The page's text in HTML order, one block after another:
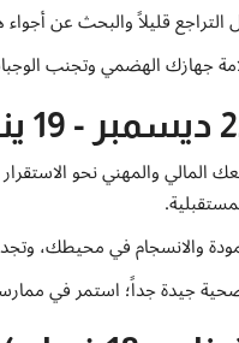
قليلاً والبحث عن
جهازك الهضمي وتجنب
المالي والمهني نحو
والانسجام في محيطك، وتجد
جيدة جداً؛ استمر في ممارسة